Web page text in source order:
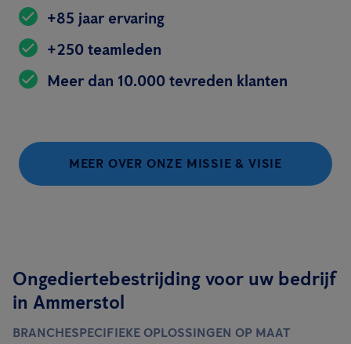
+85 jaar ervaring
+250 teamleden
Meer dan 10.000 tevreden klanten
MEER OVER ONZE MISSIE & VISIE
Ongediertebestrijding voor uw bedrijf
in Ammerstol
BRANCHESPECIFIEKE OPLOSSINGEN OP MAAT